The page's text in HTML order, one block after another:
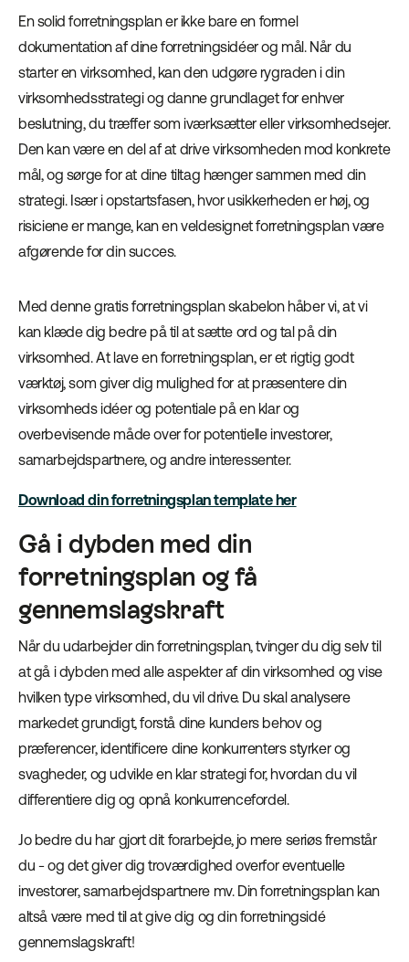
En solid forretningsplan er ikke bare en formel
dokumentation af dine forretningsidéer og mål. Når du
starter en virksomhed, kan den udgøre rygraden i din
virksomhedsstrategi og danne grundlaget for enhver
beslutning, du træffer som iværksætter eller virksomhedsejer.
Den kan være en del af at drive virksomheden mod konkrete
mål, og sørge for at dine tiltag hænger sammen med din
strategi. Især i opstartsfasen, hvor usikkerheden er høj, og
risiciene er mange, kan en veldesignet forretningsplan være
afgørende for din succes.
Med denne gratis forretningsplan skabelon håber vi, at vi
kan klæde dig bedre på til at sætte ord og tal på din
virksomhed. At lave en forretningsplan, er et rigtig godt
værktøj, som giver dig mulighed for at præsentere din
virksomheds idéer og potentiale på en klar og
overbevisende måde over for potentielle investorer,
samarbejdspartnere, og andre interessenter.
Download din forretningsplan template her
Gå i dybden med din
forretningsplan og få
gennemslagskraft
Når du udarbejder din forretningsplan, tvinger du dig selv til
at gå i dybden med alle aspekter af din virksomhed og vise
hvilken type virksomhed, du vil drive. Du skal analysere
markedet grundigt, forstå dine kunders behov og
præferencer, identificere dine konkurrenters styrker og
svagheder, og udvikle en klar strategi for, hvordan du vil
differentiere dig og opnå konkurrencefordel.
Jo bedre du har gjort dit forarbejde, jo mere seriøs fremstår
du - og det giver dig troværdighed overfor eventuelle
investorer, samarbejdspartnere mv. Din forretningsplan kan
altså være med til at give dig og din forretningsidé
gennemslagskraft!